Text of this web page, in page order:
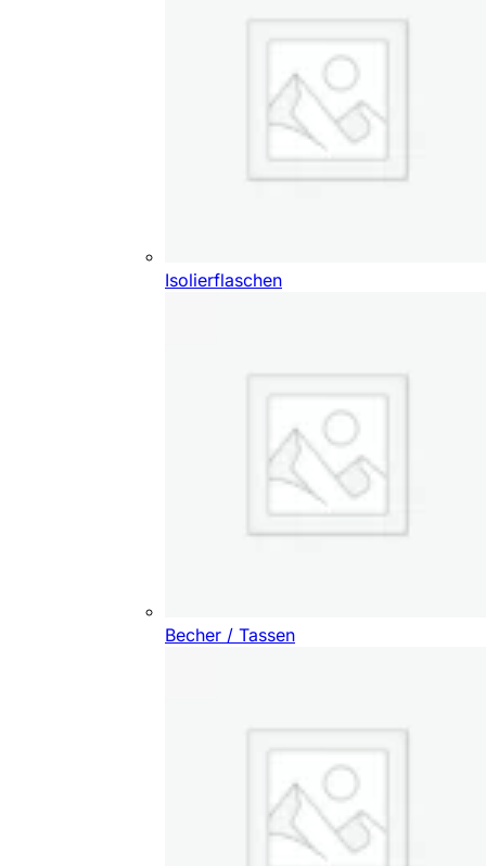
Isolierflaschen
Becher / Tassen